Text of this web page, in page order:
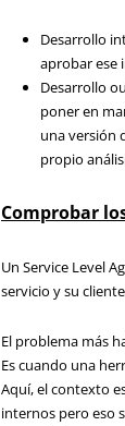
Desarrollo
aprobar ese
Desarrollo
poner en
una versión
propio
Comprobar
Un Service Level
servicio y su
El problema más
Es cuando una
Aquí, el contexto
internos pero eso